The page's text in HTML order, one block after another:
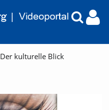
Der kulturelle Blick